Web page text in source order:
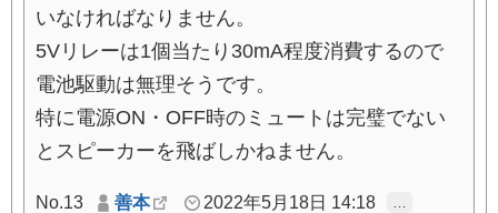
いなければなりません。
5Vリレーは1個当たり30mA程度消費するので
電池駆動は無理そうです。
特に電源ON・OFF時のミュートは完璧でない
とスピーカーを飛ばしかねません。
No.13 善本 2022年5月18日 14:18 …